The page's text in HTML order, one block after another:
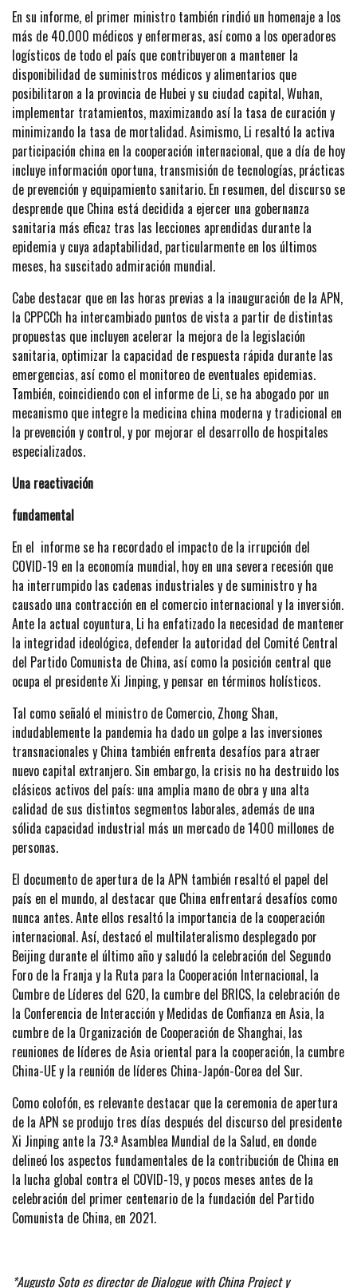
En su informe, el primer ministro también rindió un homenaje a los
más de 40.000 médicos y enfermeras, así como a los operadores
logísticos de todo el país que contribuyeron a mantener la
disponibilidad de suministros médicos y alimentarios que
posibilitaron a la provincia de Hubei y su ciudad capital, Wuhan,
implementar tratamientos, maximizando así la tasa de curación y
minimizando la tasa de mortalidad. Asimismo, Li resaltó la activa
participación china en la cooperación internacional, que a día de hoy
incluye información oportuna, transmisión de tecnologías, prácticas
de prevención y equipamiento sanitario. En resumen, del discurso se
desprende que China está decidida a ejercer una gobernanza
sanitaria más eficaz tras las lecciones aprendidas durante la
epidemia y cuya adaptabilidad, particularmente en los últimos
meses, ha suscitado admiración mundial.
Cabe destacar que en las horas previas a la inauguración de la APN,
la CPPCCh ha intercambiado puntos de vista a partir de distintas
propuestas que incluyen acelerar la mejora de la legislación
sanitaria, optimizar la capacidad de respuesta rápida durante las
emergencias, así como el monitoreo de eventuales epidemias.
También, coincidiendo con el informe de Li, se ha abogado por un
mecanismo que integre la medicina china moderna y tradicional en
la prevención y control, y por mejorar el desarrollo de hospitales
especializados.
Una reactivación
fundamental
En el informe se ha recordado el impacto de la irrupción del
COVID-19 en la economía mundial, hoy en una severa recesión que
ha interrumpido las cadenas industriales y de suministro y ha
causado una contracción en el comercio internacional y la inversión.
Ante la actual coyuntura, Li ha enfatizado la necesidad de mantener
la integridad ideológica, defender la autoridad del Comité Central
del Partido Comunista de China, así como la posición central que
ocupa el presidente Xi Jinping, y pensar en términos holísticos.
Tal como señaló el ministro de Comercio, Zhong Shan,
indudablemente la pandemia ha dado un golpe a las inversiones
transnacionales y China también enfrenta desafíos para atraer
nuevo capital extranjero. Sin embargo, la crisis no ha destruido los
clásicos activos del país: una amplia mano de obra y una alta
calidad de sus distintos segmentos laborales, además de una
sólida capacidad industrial más un mercado de 1400 millones de
personas.
El documento de apertura de la APN también resaltó el papel del
país en el mundo, al destacar que China enfrentará desafíos como
nunca antes. Ante ellos resaltó la importancia de la cooperación
internacional. Así, destacó el multilateralismo desplegado por
Beijing durante el último año y saludó la celebración del Segundo
Foro de la Franja y la Ruta para la Cooperación Internacional, la
Cumbre de Líderes del G20, la cumbre del BRICS, la celebración de
la Conferencia de Interacción y Medidas de Confianza en Asia, la
cumbre de la Organización de Cooperación de Shanghai, las
reuniones de líderes de Asia oriental para la cooperación, la cumbre
China-UE y la reunión de líderes China-Japón-Corea del Sur.
Como colofón, es relevante destacar que la ceremonia de apertura
de la APN se produjo tres días después del discurso del presidente
Xi Jinping ante la 73.ª Asamblea Mundial de la Salud, en donde
delineó los aspectos fundamentales de la contribución de China en
la lucha global contra el COVID-19, y pocos meses antes de la
celebración del primer centenario de la fundación del Partido
Comunista de China, en 2021.
*Augusto Soto es director de Dialogue with China Project y